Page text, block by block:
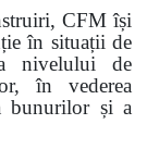
CFM își
în situații de
nivelului de
în vederea
bunurilor și a